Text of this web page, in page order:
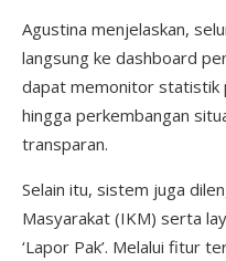
Agustina menjelaskan,
langsung ke dashboard
dapat memonitor statistik
hingga perkembangan
transparan.
Selain itu, sistem juga
Masyarakat (IKM) serta
‘Lapor Pak’. Melalui fitur